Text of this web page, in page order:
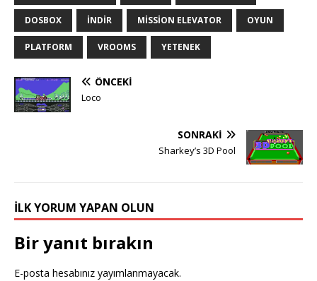
DOSBOX INDIR MISSION ELEVATOR OYUN
PLATFORM VROOMS YETENEK
ÖNCEKI
Loco
SONRAKI
Sharkey’s 3D Pool
İLK YORUM YAPAN OLUN
Bir yanıt bırakın
E-posta hesabınız yayımlanmayacak.